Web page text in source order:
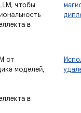
чтобы
в
от
моделей,
в